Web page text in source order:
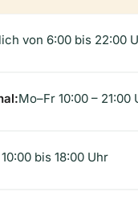
von 6:00 bis 22:00
Mo–Fr 10:00 –
bis 18:00 Uhr